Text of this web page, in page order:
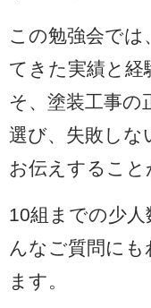
この勉強会では
てきた実績と経
そ、塗装工事の
選び、失敗しな
お伝えすること
10組までの少
んなご質問に
ます。